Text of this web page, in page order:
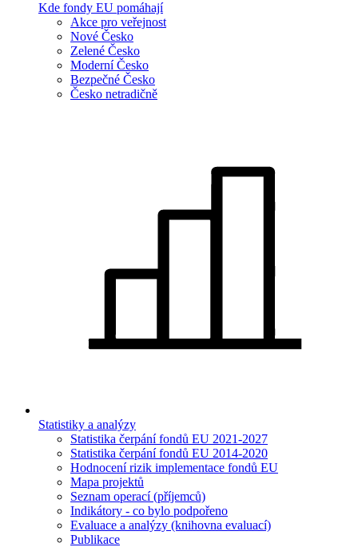
Kde fondy EU pomáhají
Akce pro veřejnost
Nové Česko
Zelené Česko
Moderní Česko
Bezpečné Česko
Česko netradičně
Statistiky a analýzy
Statistika čerpání fondů EU 2021-2027
Statistika čerpání fondů EU 2014-2020
Hodnocení rizik implementace fondů EU
Mapa projektů
Seznam operací (příjemců)
Indikátory - co bylo podpořeno
Evaluace a analýzy (knihovna evaluací)
Publikace